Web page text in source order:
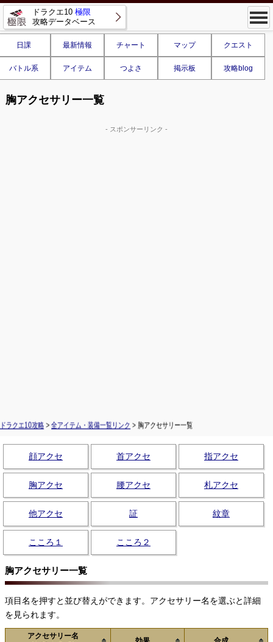
ドラクエ10 極限
攻略データベース
日課 最新情報 チャート マップ クエスト
バトル系 アイテム つよさ 掲示板 攻略blog
胸アクセサリー一覧
- スポンサーリンク -
ドラクエ10攻略 > 全アイテム・装備一覧リンク > 胸アクセサリー一覧
顔アクセ 首アクセ 指アクセ
胸アクセ 腰アクセ 札アクセ
他アクセ 証 紋章
こころ１ こころ２
胸アクセサリー一覧
項目名を押すと並び替えができます。アクセサリー名を選ぶと詳細
を見られます。
アクセサリー名